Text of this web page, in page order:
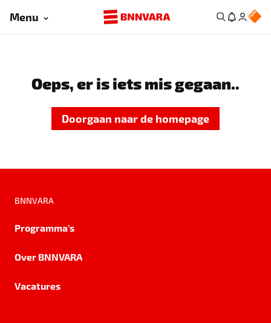
Menu
Oeps, er is iets mis gegaan..
Doorgaan naar de homepage
BNNVARA
Programma's
Over BNNVARA
Vacatures